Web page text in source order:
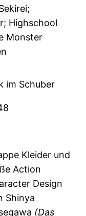
Highschool
Monster
im Schuber
Kleider und
Action
Design
Shinya
(Das